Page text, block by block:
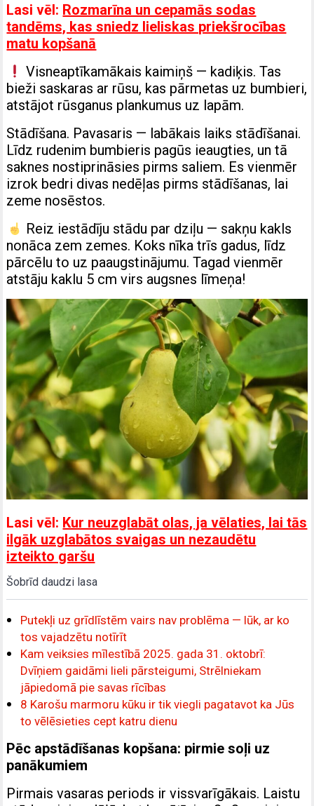
Lasi vēl: Rozmarīna un cepamās sodas
tandēms, kas sniedz lieliskas priekšrocības
matu kopšanā
Visneaptīkamākais kaimiņš — kadiķis. Tas
bieži saskaras ar rūsu, kas pārmetas uz bumbieri,
atstājot rūsganus plankumus uz lapām.
Stādīšana. Pavasaris — labākais laiks stādīšanai.
Līdz rudenim bumbieris pagūs ieaugties, un tā
saknes nostiprināsies pirms saliem. Es vienmēr
izrok bedri divas nedēļas pirms stādīšanas, lai
zeme nosēstos.
Reiz iestādīju stādu par dziļu — sakņu kakls
nonāca zem zemes. Koks nīka trīs gadus, līdz
pārcēlu to uz paaugstinājumu. Tagad vienmēr
atstāju kaklu 5 cm virs augsnes līmeņa!
Lasi vēl: Kur neuzglabāt olas, ja vēlaties, lai tās
ilgāk uzglabātos svaigas un nezaudētu
izteikto garšu
Šobrīd daudzi lasa
Putekļi uz grīdlīstēm vairs nav problēma — lūk, ar ko
tos vajadzētu notīrīt
Kam veiksies mīlestībā 2025. gada 31. oktobrī:
Dvīņiem gaidāmi lieli pārsteigumi, Strēlniekam
jāpiedomā pie savas rīcības
8 Karošu marmoru kūku ir tik viegli pagatavot ka Jūs
to vēlēsieties cept katru dienu
Pēc apstādīšanas kopšana: pirmie soļi uz
panākumiem
Pirmais vasaras periods ir vissvarīgākais. Laistu